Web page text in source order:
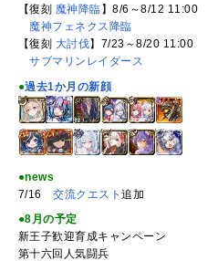
【復刻 魔神降臨 】8/6～8/12 11:00
魔神フェネクス降臨
【復刻 大討伐】7/23～8/20 11:00
サブマリンレイダース
●過去1か月の新顔
●news
7/16交流クエスト追加
●8月の予定
新王子歓迎育成キャンペーン
第十六回人気闘兵